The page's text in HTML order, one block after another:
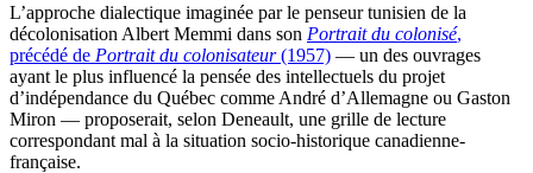
L’approche dialectique imaginée par le penseur tunisien de la
décolonisation Albert Memmi dans son Portrait du colonisé,
précédé de Portrait du colonisateur(1957) — un des ouvrages
ayant le plus influencé la pensée des intellectuels du projet
d’indépendance du Québec comme André d’Allemagne ou Gaston
Miron — proposerait, selon Deneault, une grille de lecture
correspondant mal à la situation socio-historique canadienne-
française.